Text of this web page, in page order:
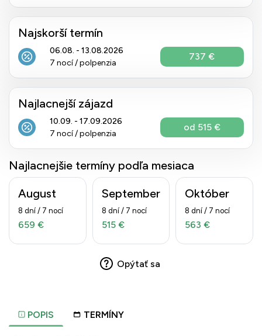
POPIS TERMÍNY
Najskorší termín
06.08. - 13.08.2026
7 nocí / polpenzia
737 €
Najlacnejší zájazd
10.09. - 17.09.2026
7 nocí / polpenzia
od 515 €
Najlacnejšie termíny podľa mesiaca
August
8 dní / 7 nocí
659 €
September
8 dní / 7 nocí
515 €
Október
8 dní / 7 nocí
563 €
Opýtať sa